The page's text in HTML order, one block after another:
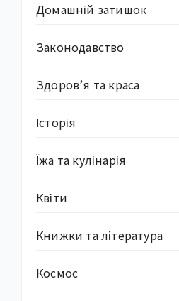
Домашній затишок
Законодавство
Здоров’я та краса
Історія
Їжа та кулінарія
Квіти
Книжки та література
Космос